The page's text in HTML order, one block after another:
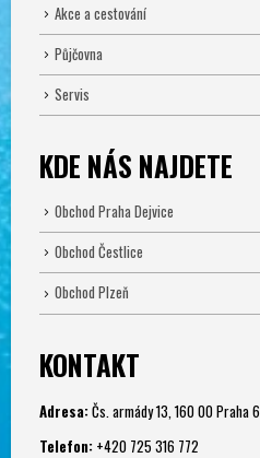
Akce a cestování
Půjčovna
Servis
KDE NÁS NAJDETE
Obchod Praha Dejvice
Obchod Čestlice
Obchod Plzeň
KONTAKT
Adresa: Čs. armády 13, 160 00 Praha 6
Telefon: +420 725 316 772